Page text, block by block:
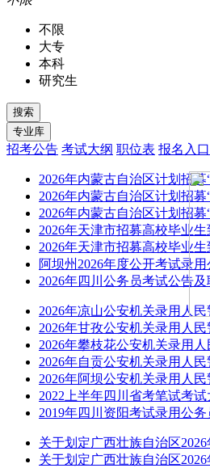
不限
大专
本科
研究生
招考公告 考试大纲 职位表 报名入口
2026年内蒙古自治区计划招募
2026年内蒙古自治区计划招募
2026年内蒙古自治区计划招募
2026年天津市招募高校毕业
2026年天津市招募高校毕业
阿坝州2026年度公开考试录
2026年四川公务员考试公告
2026年凉山公安机关录用人
2026年甘孜公安机关录用人
2026年攀枝花公安机关录用
2026年自贡公安机关录用人
2026年阿坝公安机关录用人
2022上半年四川省考笔试考试
2019年四川资阳考试录用公
关于划定广西壮族自治区
关于划定广西壮族自治区